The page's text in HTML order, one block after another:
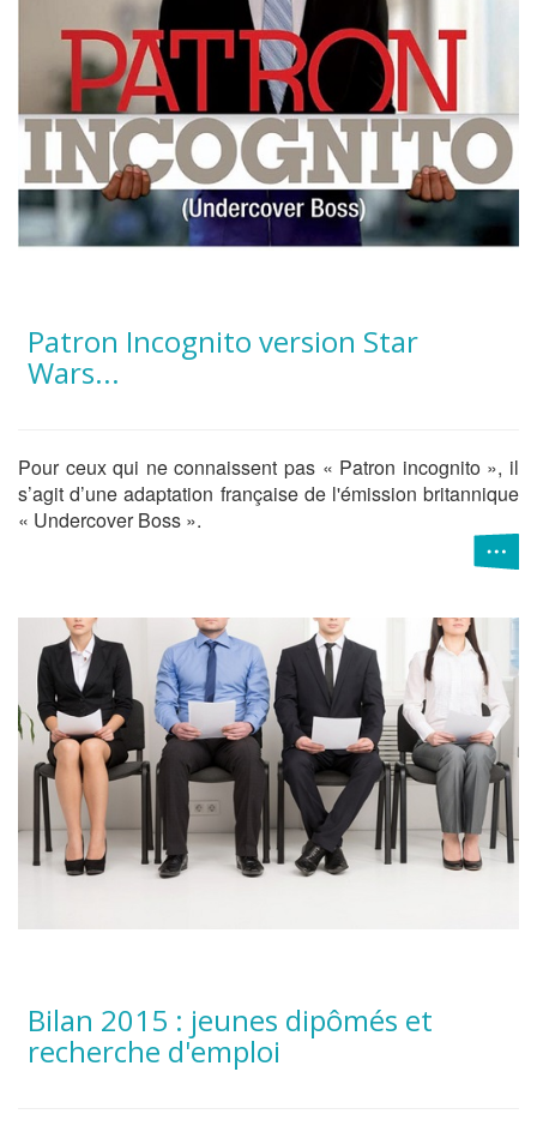
Patron Incognito version Star
Wars...
Pour ceux qui ne connaissent pas « Patron incognito », il
s’agit d’une adaptation française de l'émission britannique
« Undercover Boss ».
Bilan 2015 : jeunes dipômés et
recherche d'emploi